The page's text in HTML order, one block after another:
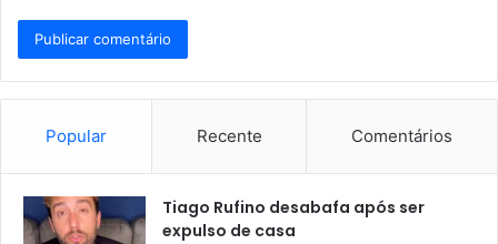
Popular Recente Comentários
Tiago Rufino desabafa após ser
expulso de casa